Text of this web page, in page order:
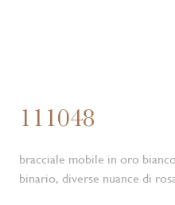
111048
bracciale mobile in oro
binario, diverse nuance di